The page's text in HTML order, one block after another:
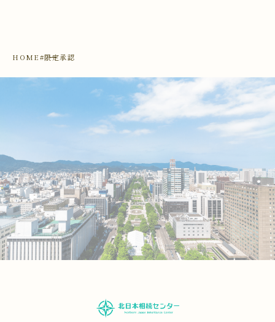
HOME#限定承認